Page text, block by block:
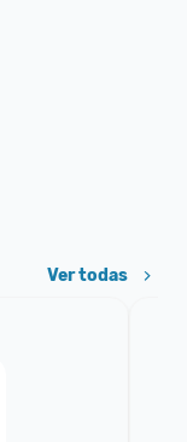
Ver todas